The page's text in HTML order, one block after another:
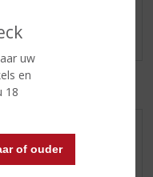
uw
en
18
of ouder
dit product